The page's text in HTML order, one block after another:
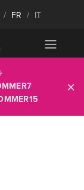
/ FR / IT